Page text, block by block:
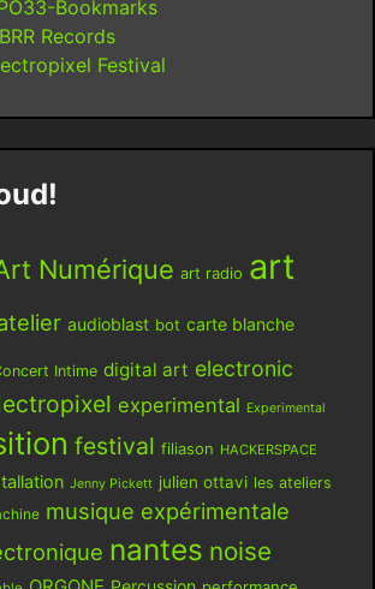
Bookmarks
Records
Festival
Numérique art radio art
audioblast bot carte blanche
Intime digital art electronic
experimental Experimental
festival filiason HACKERSPACE
Jenny Pickett julien ottavi les ateliers
musique expérimentale
nantes noise